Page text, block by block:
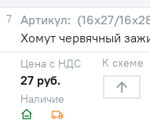
7
(16х27/
Хомут червячный
Наличие
Цена с НДС
27 руб.
К схеме